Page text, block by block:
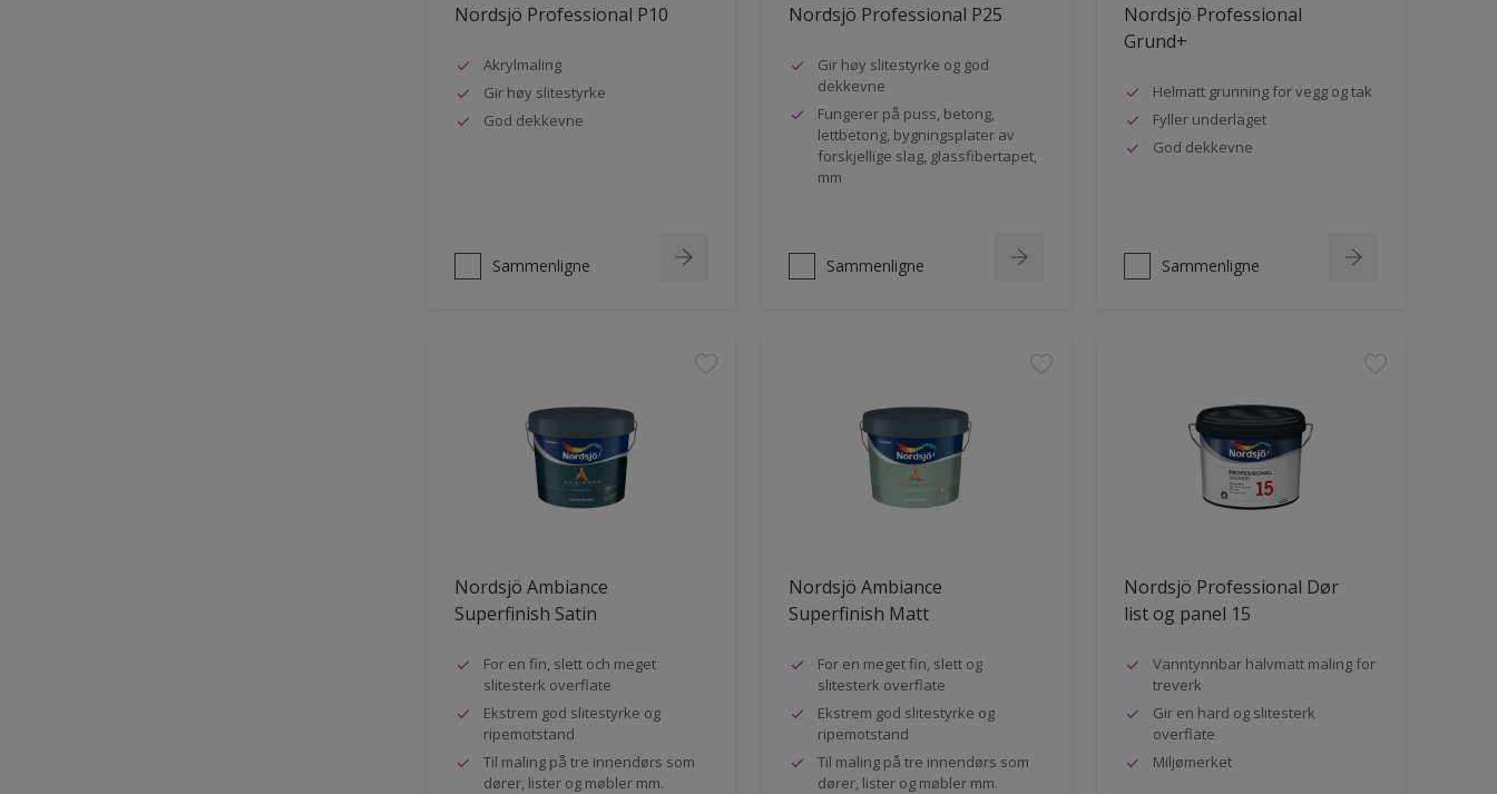
Nordsjö Professional P10
Akrylmaling
Gir høy slitestyrke
God dekkevne
Sammenligne
Nordsjö Professional P25
Gir høy slitestyrke og god
dekkevne
Fungerer på puss, betong,
lettbetong, bygningsplater av
forskjellige slag, glassfibertapet,
mm
Sammenligne
Nordsjö Professional
Grund+
Helmatt grunning for vegg og tak
Fyller underlaget
God dekkevne
Sammenligne
Nordsjö Ambiance
Superfinish Satin
For en fin, slett och meget
slitesterk overflate
Ekstrem god slitestyrke og
ripemotstand
Til maling på tre innendørs som
dører, lister og møbler mm.
Nordsjö Ambiance
Superfinish Matt
For en meget fin, slett og
slitesterk overflate
Ekstrem god slitestyrke og
ripemotstand
Til maling på tre innendørs som
dører, lister og møbler mm.
Nordsjö Professional Dør
list og panel 15
Vanntynnbar halvmatt maling for
treverk
Gir en hard og slitesterk
overflate
Miljømerket